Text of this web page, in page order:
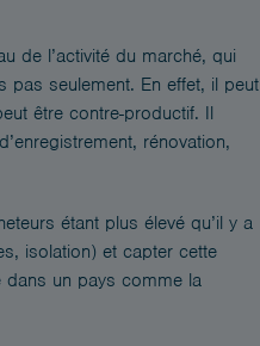
de l’activité du marché, qui
pas seulement. En effet, il peut
être contre-productif. Il
rénovation,
étant plus élevé qu’il y a
isolation) et capter cette
dans un pays comme la